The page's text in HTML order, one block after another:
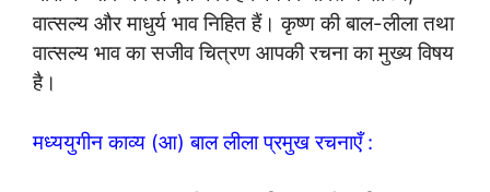
वात्सल्य और माधुर्य भाव निहित हैं। कृष्ण की बाल-लीला तथा
वात्सल्य भाव का सजीव चित्रण आपकी रचना का मुख्य विषय
है।
मध्ययुगीन काव्य (आ) बाल लीला प्रमुख रचनाएँ :